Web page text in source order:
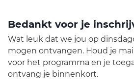
Bedankt voor je
Wat leuk dat we jou op
mogen ontvangen. Houd je
voor het programma en je
ontvang je binnenkort.